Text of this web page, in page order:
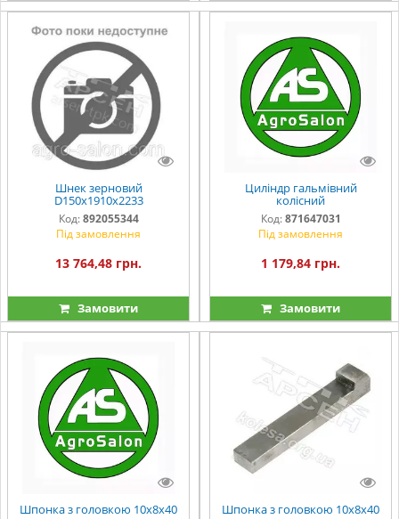
Шнек зерновий
D150x1910x2233
Код: 892055344
Під замовлення
13 764,48 грн.
Замовити
Циліндр гальмівний
колісний
Код: 871647031
Під замовлення
1 179,84 грн.
Замовити
Шпонка з головкою 10х8х40 Шпонка з головкою 10х8х40